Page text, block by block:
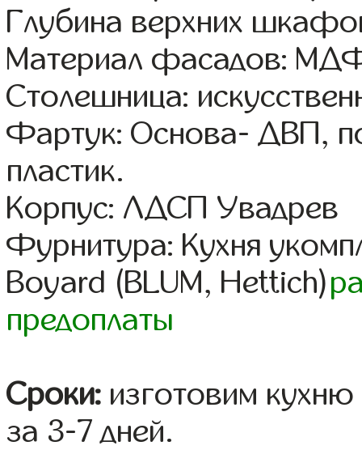
Глубина верхних
Материал фасадов:
Столешница:
Фартук: Основа- ДВП,
пластик.
Корпус: ЛДСП Увадрев
Фурнитура: Кухня
Boyard (BLUM, Hettich)
предоплаты
Сроки: изготовим
за 3-7 дней.